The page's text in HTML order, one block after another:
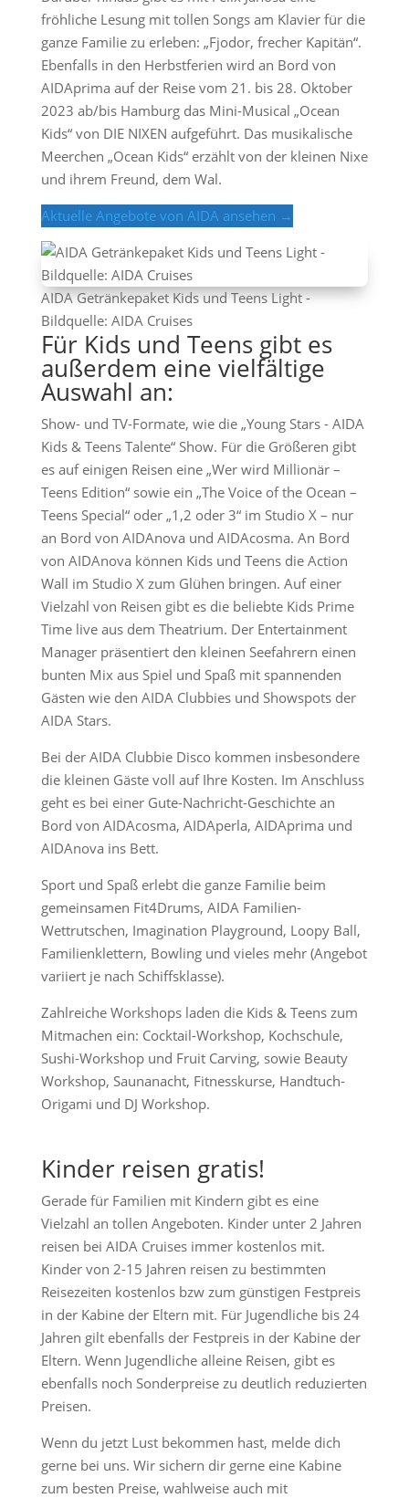
fröhliche Lesung mit tollen Songs am Klavier für die
ganze Familie zu erleben: „Fjodor, frecher Kapitän“.
Ebenfalls in den Herbstferien wird an Bord von
AIDAprima auf der Reise vom 21. bis 28. Oktober
2023 ab/bis Hamburg das Mini-Musical „Ocean
Kids“ von DIE NIXEN aufgeführt. Das musikalische
Meerchen „Ocean Kids“ erzählt von der kleinen Nixe
und ihrem Freund, dem Wal.
Aktuelle Angebote von AIDA ansehen →
AIDA Getränkepaket Kids und Teens Light -
Bildquelle: AIDA Cruises
Für Kids und Teens gibt es
außerdem eine vielfältige
Auswahl an:
Show- und TV-Formate, wie die „Young Stars - AIDA
Kids & Teens Talente“ Show. Für die Größeren gibt
es auf einigen Reisen eine „Wer wird Millionär –
Teens Edition“ sowie ein „The Voice of the Ocean –
Teens Special“ oder „1,2 oder 3“ im Studio X – nur
an Bord von AIDAnova und AIDAcosma. An Bord
von AIDAnova können Kids und Teens die Action
Wall im Studio X zum Glühen bringen. Auf einer
Vielzahl von Reisen gibt es die beliebte Kids Prime
Time live aus dem Theatrium. Der Entertainment
Manager präsentiert den kleinen Seefahrern einen
bunten Mix aus Spiel und Spaß mit spannenden
Gästen wie den AIDA Clubbies und Showspots der
AIDA Stars.
Bei der AIDA Clubbie Disco kommen insbesondere
die kleinen Gäste voll auf Ihre Kosten. Im Anschluss
geht es bei einer Gute-Nachricht-Geschichte an
Bord von AIDAcosma, AIDAperla, AIDAprima und
AIDAnova ins Bett.
Sport und Spaß erlebt die ganze Familie beim
gemeinsamen Fit4Drums, AIDA Familien-
Wettrutschen, Imagination Playground, Loopy Ball,
Familienklettern, Bowling und vieles mehr (Angebot
variiert je nach Schiffsklasse).
Zahlreiche Workshops laden die Kids & Teens zum
Mitmachen ein: Cocktail-Workshop, Kochschule,
Sushi-Workshop und Fruit Carving, sowie Beauty
Workshop, Saunanacht, Fitnesskurse, Handtuch-
Origami und DJ Workshop.
Kinder reisen gratis!
Gerade für Familien mit Kindern gibt es eine
Vielzahl an tollen Angeboten. Kinder unter 2 Jahren
reisen bei AIDA Cruises immer kostenlos mit.
Kinder von 2-15 Jahren reisen zu bestimmten
Reisezeiten kostenlos bzw zum günstigen Festpreis
in der Kabine der Eltern mit. Für Jugendliche bis 24
Jahren gilt ebenfalls der Festpreis in der Kabine der
Eltern. Wenn Jugendliche alleine Reisen, gibt es
ebenfalls noch Sonderpreise zu deutlich reduzierten
Preisen.
Wenn du jetzt Lust bekommen hast, melde dich
gerne bei uns. Wir sichern dir gerne eine Kabine
zum besten Preise, wahlweise auch mit